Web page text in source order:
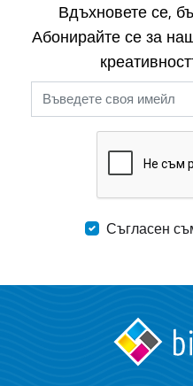
Вдъхновете се,
Абонирайте се за
Съгласен